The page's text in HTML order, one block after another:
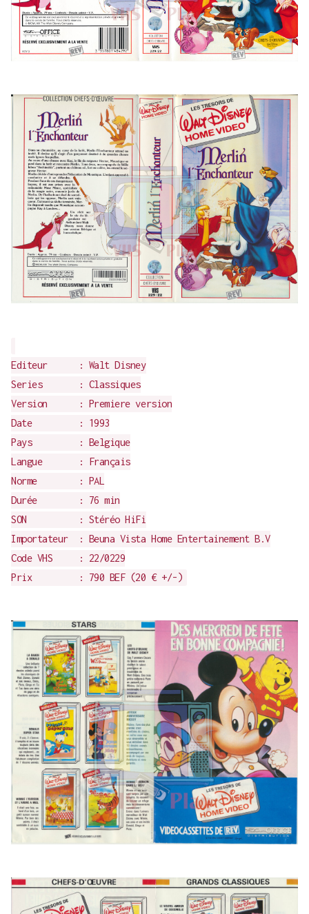
Editeur : Walt Disney
Series : Classiques
Version : Premiere version
Date : 1993
Pays : Belgique
Langue : Français
Norme : PAL
Durée : 76 min
SON : Stéréo HiFi
Importateur : Beuna Vista Home Entertainement B.V
Code VHS : 22/0229
Prix : 790 BEF (20 € +/-)